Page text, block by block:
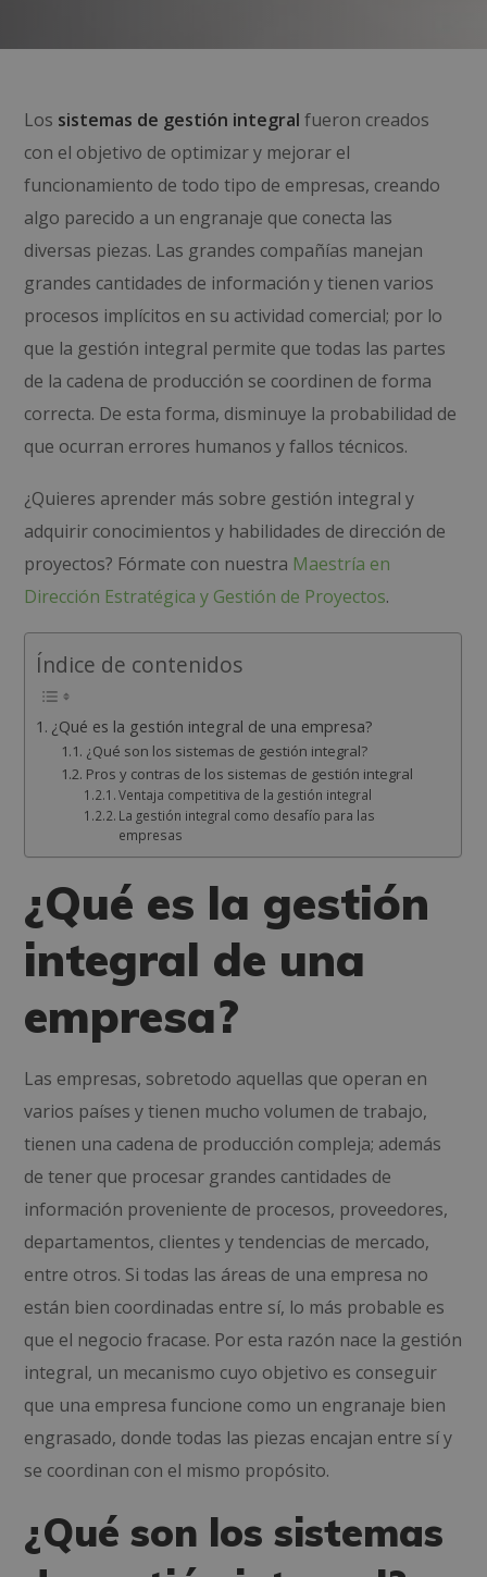
Los sistemas de gestión integral fueron creados
con el objetivo de optimizar y mejorar el
funcionamiento de todo tipo de empresas, creando
algo parecido a un engranaje que conecta las
diversas piezas. Las grandes compañías manejan
grandes cantidades de información y tienen varios
procesos implícitos en su actividad comercial; por lo
que la gestión integral permite que todas las partes
de la cadena de producción se coordinen de forma
correcta. De esta forma, disminuye la probabilidad de
que ocurran errores humanos y fallos técnicos.
¿Quieres aprender más sobre gestión integral y
adquirir conocimientos y habilidades de dirección de
proyectos? Fórmate con nuestra Maestría en
Dirección Estratégica y Gestión de Proyectos.
Índice de contenidos
¿Qué es la gestión integral de una empresa?
¿Qué son los sistemas de gestión integral?
Pros y contras de los sistemas de gestión integral
Ventaja competitiva de la gestión integral
La gestión integral como desafío para las
empresas
¿Qué es la gestión
integral de una
empresa?
Las empresas, sobretodo aquellas que operan en
varios países y tienen mucho volumen de trabajo,
tienen una cadena de producción compleja; además
de tener que procesar grandes cantidades de
información proveniente de procesos, proveedores,
departamentos, clientes y tendencias de mercado,
entre otros. Si todas las áreas de una empresa no
están bien coordinadas entre sí, lo más probable es
que el negocio fracase. Por esta razón nace la gestión
integral, un mecanismo cuyo objetivo es conseguir
que una empresa funcione como un engranaje bien
engrasado, donde todas las piezas encajan entre sí y
se coordinan con el mismo propósito.
¿Qué son los sistemas